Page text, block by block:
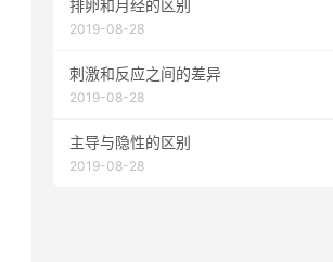
排卵和月经的区别
2019-08-28
刺激和反应之间的差异
2019-08-28
主导与隐性的区别
2019-08-28